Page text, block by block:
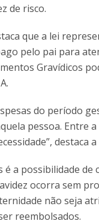
de risco.
que a lei
pelo pai para
Gravídicos
de DNA.
do período
pessoa. Entre
destaca
a possibilidade de
ocorra sem
não seja
reembolsados.